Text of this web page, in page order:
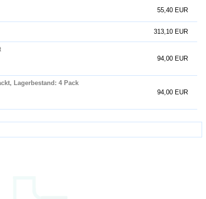
55,40 EUR
313,10 EUR
94,00 EUR
Lagerbestand: 4 Pack
94,00 EUR